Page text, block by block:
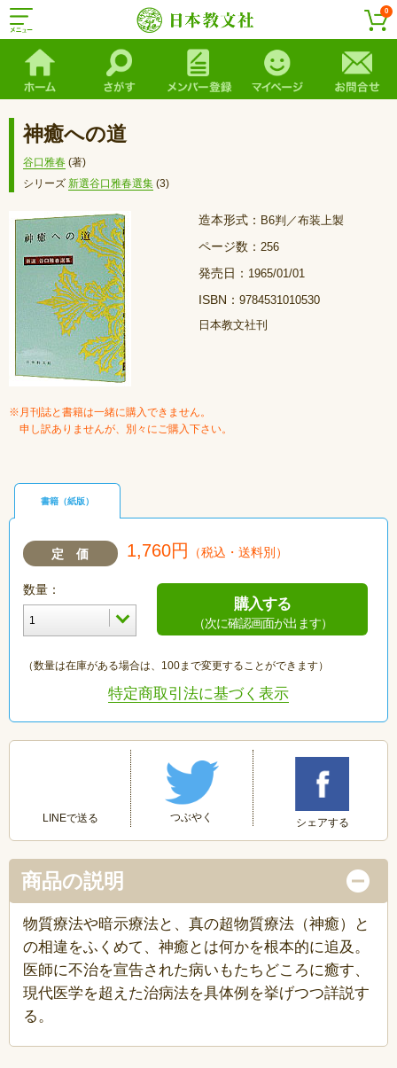
0
神癒への道
谷口雅春 (著)
シリーズ 新選谷口雅春選集 (3)
造本形式： B6判／布装上製
ページ数： 256
発売日： 1965/01/01
ISBN： 9784531010530
日本教文社刊
※月刊誌と書籍は一緒に購入できません。
申し訳ありませんが、別々にご購入下さい。
書籍（紙版）
定 価 1,760円 （税込・送料別）
数量：
購入する
（次に確認画面が出ます）
（数量は在庫がある場合は、100まで変更することができます）
特定商取引法に基づく表示
LINEで送る つぶやく シェアする
商品の説明
物質療法や暗示療法と、真の超物質療法（神癒）と
の相違をふくめて、神癒とは何かを根本的に追及。
医師に不治を宣告された病いもたちどころに癒す、
現代医学を超えた治病法を具体例を挙げつつ詳説す
る。